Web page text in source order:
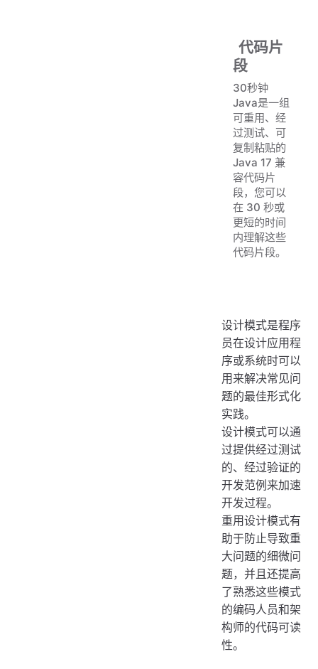
代码片
段
30秒钟
Java是一组
可重用、经
过测试、可
复制粘贴的
Java 17 兼
容代码片
段，您可以
在 30 秒或
更短的时间
内理解这些
代码片段。
设计模式是程序
员在设计应用程
序或系统时可以
用来解决常见问
题的最佳形式化
实践。
设计模式可以通
过提供经过测试
的、经过验证的
开发范例来加速
开发过程。
重用设计模式有
助于防止导致重
大问题的细微问
题，并且还提高
了熟悉这些模式
的编码人员和架
构师的代码可读
性。